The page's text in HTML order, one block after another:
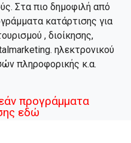
Στα πιο δημοφιλή από
κατάρτισης για
, διοίκησης,
ηλεκτρονικού
πληροφορικής κ.α.
προγράμματα
εδώ